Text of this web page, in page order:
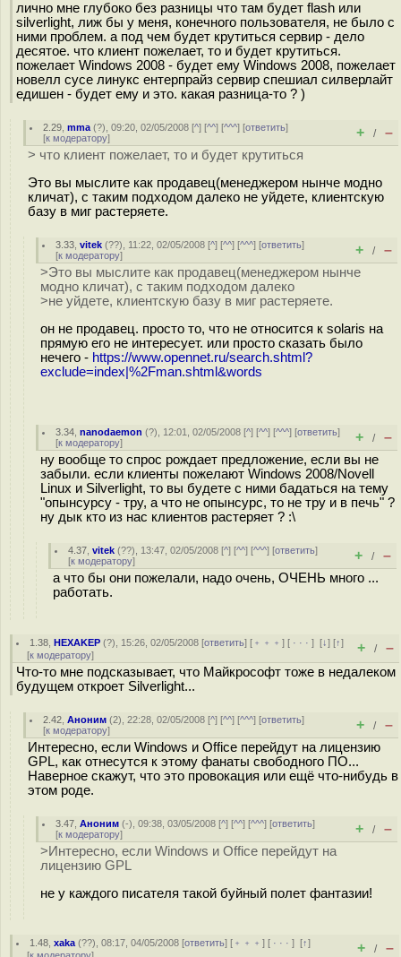
лично мне глубоко без разницы что там будет flash или
silverlight, лиж бы у меня, конечного пользователя, не было с
ними проблем. а под чем будет крутиться сервир - дело
десятое. что клиент пожелает, то и будет крутиться.
пожелает Windows 2008 - будет ему Windows 2008, пожелает
новелл сусе линукс ентерпрайз сервир спешиал силверлайт
едишен - будет ему и это. какая разница-то ? )
2.29 ,mma (?), 09:20, 02/05/2008 [^] [^^] [^^^] [ответить]
[к модератору] + / –
> что клиент пожелает, то и будет крутиться
Это вы мыслите как продавец(менеджером нынче модно
кличат), с таким подходом далеко не уйдете, клиентскую
базу в миг растеряете.
3.33 ,vitek (??), 11:22, 02/05/2008 [^] [^^] [^^^] [ответить]
[к модератору] + / –
>Это вы мыслите как продавец(менеджером нынче
модно кличат), с таким подходом далеко
>не уйдете, клиентскую базу в миг растеряете.
он не продавец. просто то, что не относится к solaris на
прямую его не интересует. или просто сказать было
нечего - https://www.opennet.ru/search.shtml?
exclude=index|%2Fman.shtml&words
3.34 ,nanodaemon (?), 12:01, 02/05/2008 [^] [^^] [^^^] [ответить]
[к модератору] + / –
ну вообще то спрос рождает предложение, если вы не
забыли. если клиенты пожелают Windows 2008/Novell
Linux и Silverlight, то вы будете с ними бадаться на тему
"опынсурсу - тру, а что не опынсурс, то не тру и в печь" ?
ну дык кто из нас клиентов растеряет ? :\
4.37 ,vitek (??), 13:47, 02/05/2008 [^] [^^] [^^^] [ответить]
[к модератору] + / –
а что бы они пожелали, надо очень, ОЧЕНЬ много ...
работать.
1.38 ,HEXAKEP (?), 15:26, 02/05/2008 [ответить] [ ﹢﹢﹢] [ · · ·][↓] [↑]
[к модератору] + / –
Что-то мне подсказывает, что Майкрософт тоже в недалеком
будущем откроет Silverlight...
2.42 ,Аноним (2), 22:28, 02/05/2008 [^] [^^] [^^^] [ответить]
[к модератору] + / –
Интересно, если Windows и Office перейдут на лицензию
GPL, как отнесутся к этому фанаты свободного ПО...
Наверное скажут, что это провокация или ещё что-нибудь в
этом роде.
3.47 ,Аноним (-), 09:38, 03/05/2008 [^] [^^] [^^^] [ответить]
[к модератору] + / –
>Интересно, если Windows и Office перейдут на
лицензию GPL
не у каждого писателя такой буйный полет фантазии!
1.48 ,xaka (??), 08:17, 04/05/2008 [ответить] [ ﹢﹢﹢] [ · · ·][↑]
+ / –